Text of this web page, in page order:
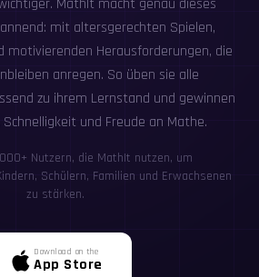
MathIt macht genau dieses
mit altersgerechten Spielen,
motivierenden Herausforderungen, die
anregen. So üben sie alle
zu ihrem Lernstand und gewinnen
und Freude an Mathe.
Nutzern, die MathIt nutzen, um
Schülern, Familien und Erwachsenen
zu stärken.
Download on the
App Store